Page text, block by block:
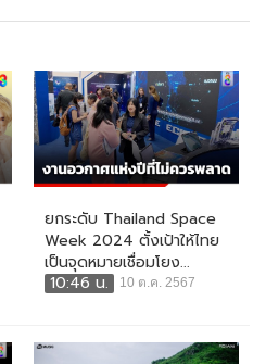
ยกระดับ Thailand Space
Week 2024 ตั้งเป้าให้ไทย
เป็นจุดหมายเชื่อมโยง...
10:46 น.
10 ต.ค. 2567